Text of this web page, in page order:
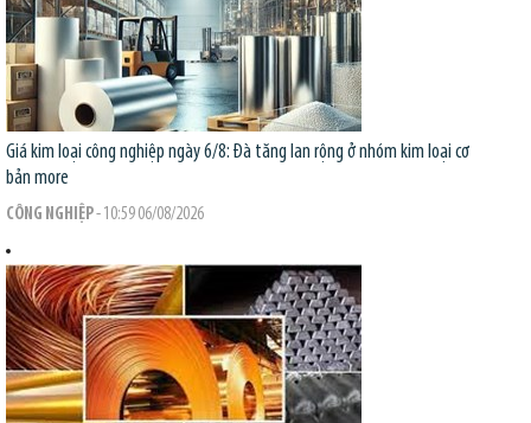
Giá kim loại công nghiệp ngày 6/8: Đà tăng lan rộng ở nhóm kim loại cơ
bản more
CÔNG NGHIỆP- 10:59 06/08/2026